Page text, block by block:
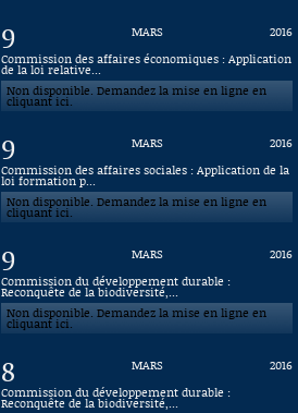
9 MARS
2016
Commission des affaires économiques : Application
de la loi relative...
Non disponible. Demandez la mise en ligne en
cliquant ici.
9 MARS
2016
Commission des affaires sociales : Application de la
loi formation p...
Non disponible. Demandez la mise en ligne en
cliquant ici.
9 MARS
2016
Commission du développement durable :
Reconquête de la biodiversité,...
Non disponible. Demandez la mise en ligne en
cliquant ici.
8 MARS
2016
Commission du développement durable :
Reconquête de la biodiversité,...